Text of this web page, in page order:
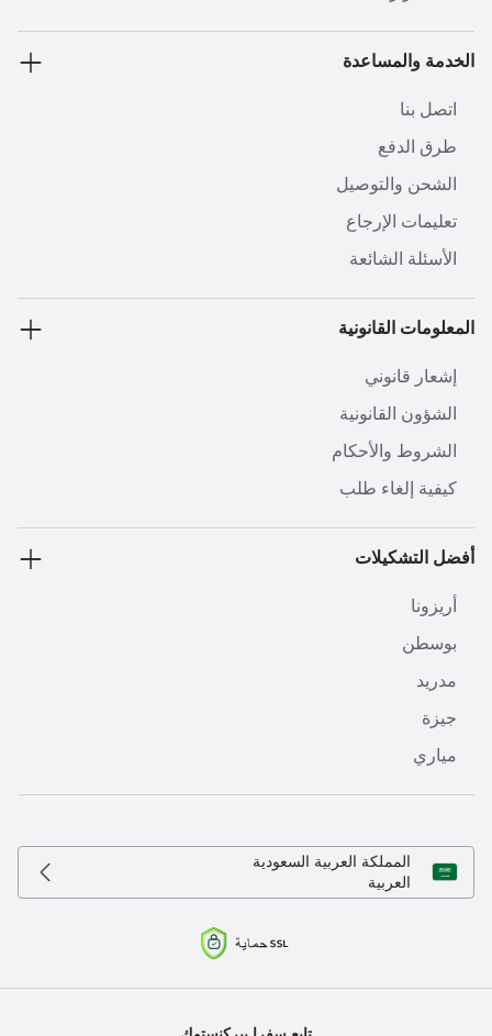
الخدمة والمساعدة
اتصل بنا
طرق الدفع
الشحن والتوصيل
تعليمات الإرجاع
الأسئلة الشائعة
المعلومات القانونية
إشعار قانوني
الشؤون القانونية
الشروط والأحكام
كيفية إلغاء طلب
أفضل التشكيلات
أريزونا
بوسطن
مدريد
جيزة
مياري
المملكة العربية السعودية
العربية